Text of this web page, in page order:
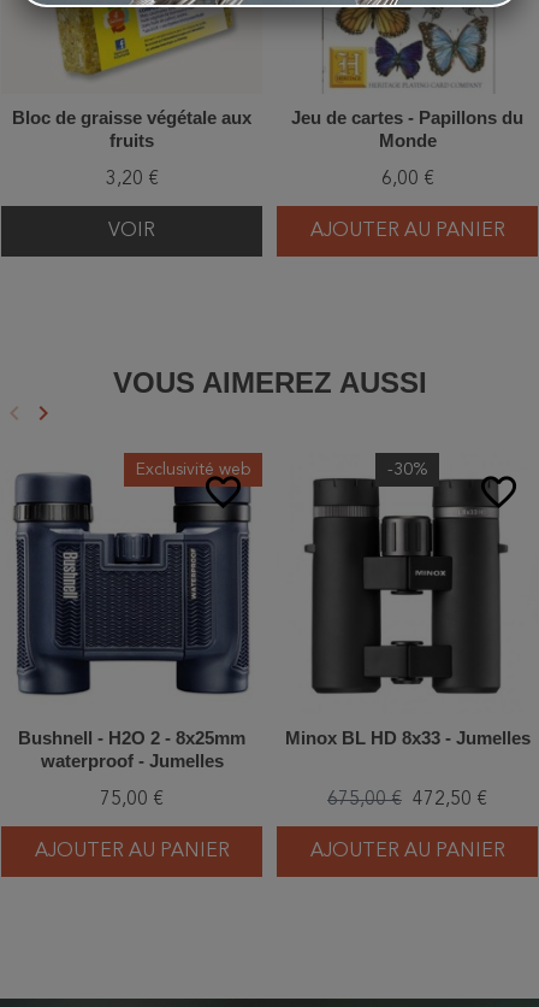
Bloc de graisse végétale aux
fruits
3,20 €
VOIR
Jeu de cartes - Papillons du
Monde
6,00 €
AJOUTER AU PANIER
VOUS AIMEREZ AUSSI
Précédent
keyboard_arrow_left Suivant
keyboard_arrow_right
favorite_border
Exclusivité web
Bushnell - H2O 2 - 8x25mm
waterproof - Jumelles
75,00 €
AJOUTER AU PANIER
favorite_border
-30%
Minox BL HD 8x33 - Jumelles
675,00 € 472,50 €
AJOUTER AU PANIER